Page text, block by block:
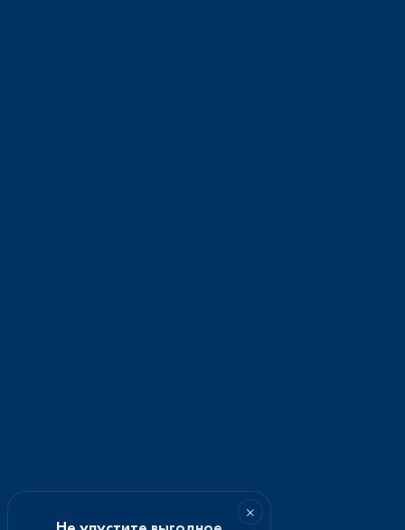
×